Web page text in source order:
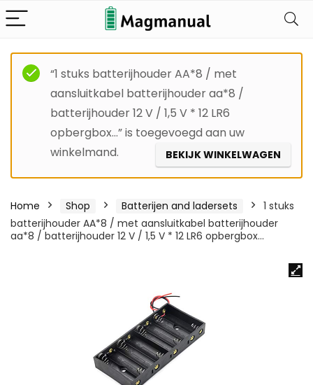
“1 stuks batterijhouder AA*8 / met
aansluitkabel batterijhouder aa*8 /
batterijhouder 12 V / 1,5 V * 12 LR6
opbergbox…” is toegevoegd aan uw
winkelmand.
BEKIJK WINKELWAGEN
Home Shop Batterijen and ladersets
1 stuks
batterijhouder AA*8 / met aansluitkabel batterijhouder
aa*8 / batterijhouder 12 V / 1,5 V * 12 LR6 opbergbox…